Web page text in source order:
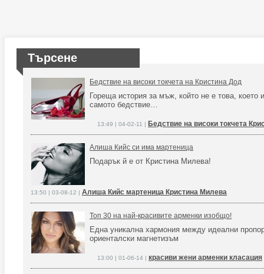
Търсене
Бедствие на високи токчета на Кристина Дод
Гореща история за мъж, който не е това, което
самото бедствие…
13:49 | 04-02-11 | Бедствие на високи токчета
Алиша Кийс си има мартеница
Подарък й е от Кристина Милева!
13:50 | 03-08-12 | Алиша Кийс мартеница Кристина Милева
Топ 30 на най-красивите арменки изобщо!
Една уникална хармония между идеални
ориенталски магнетизъм
13:00 | 01-06-14 | красиви жени арменки класация